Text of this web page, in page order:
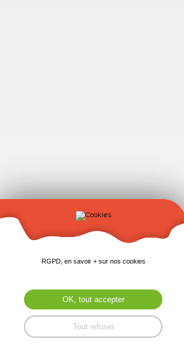
RGPD, en savoir + sur nos cookies
OK, tout accepter
Tout refuser